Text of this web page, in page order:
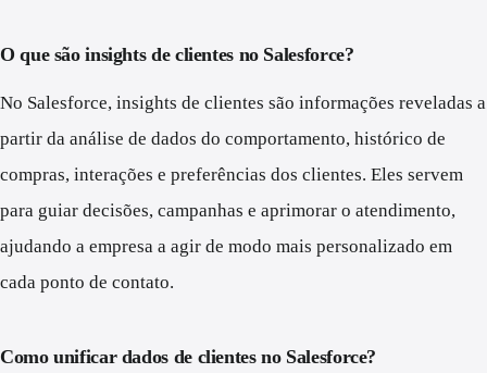
O que são insights de clientes no Salesforce?
No Salesforce, insights de clientes são informações reveladas a
partir da análise de dados do comportamento, histórico de
compras, interações e preferências dos clientes. Eles servem
para guiar decisões, campanhas e aprimorar o atendimento,
ajudando a empresa a agir de modo mais personalizado em
cada ponto de contato.
Como unificar dados de clientes no Salesforce?